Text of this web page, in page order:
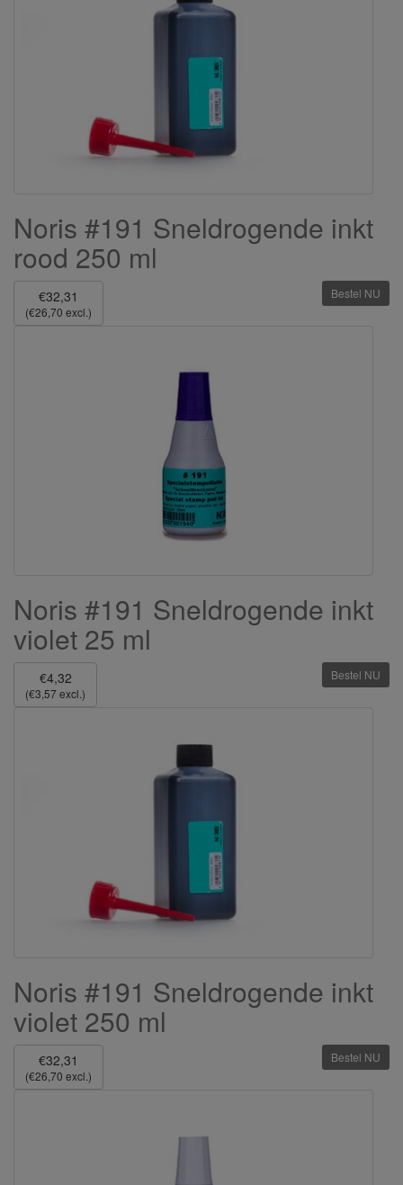
Noris #191 Sneldrogende inkt
rood 250 ml
€32,31
(€26,70 excl.)
Bestel NU
Noris #191 Sneldrogende inkt
violet 25 ml
€4,32
(€3,57 excl.)
Bestel NU
Noris #191 Sneldrogende inkt
violet 250 ml
€32,31
(€26,70 excl.)
Bestel NU